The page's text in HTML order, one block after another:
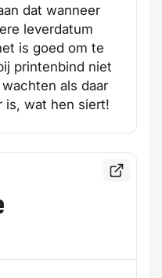
dat wanneer
leverdatum
is goed om te
printenbind niet
als daar
is, wat hen siert!
Bekijk